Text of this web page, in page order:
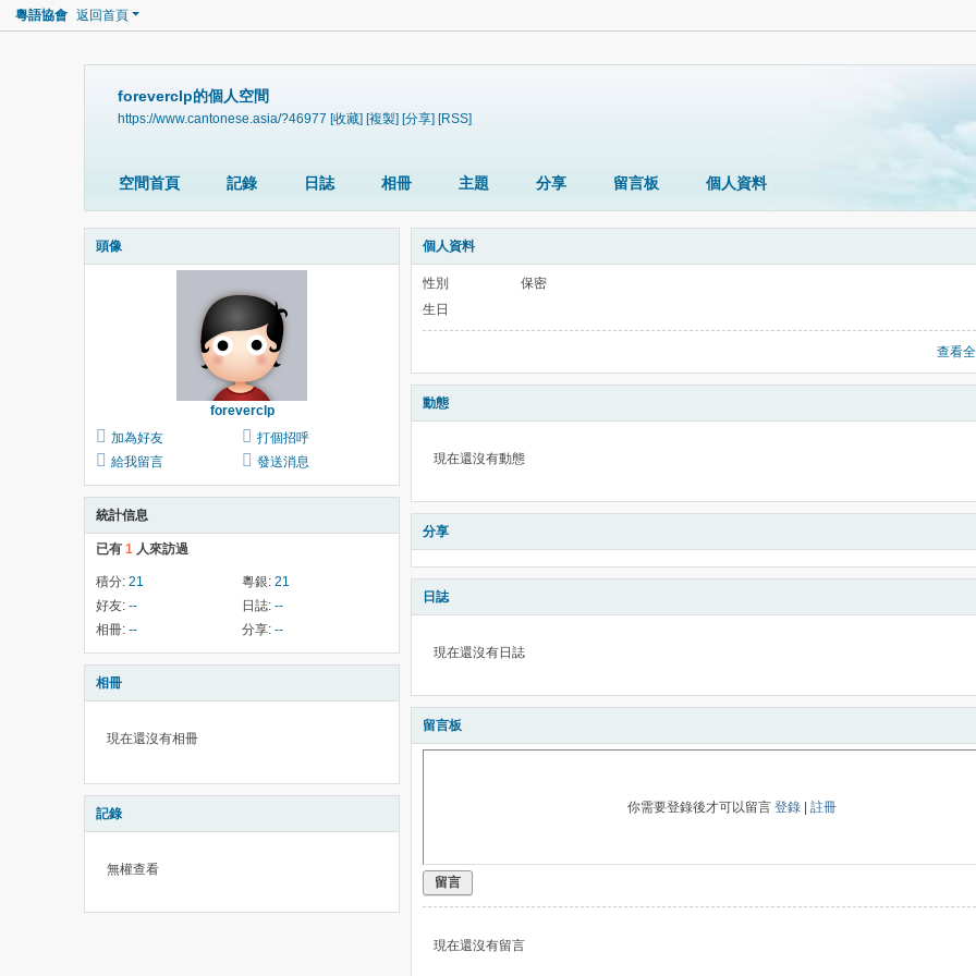
粵語協會 返回首頁
foreverclp的個人空間
https://www.cantonese.asia/?46977 [收藏] [複製] [分享] [RSS]
空間首頁 記錄 日誌 相冊 主題 分享 留言板 個人資料
頭像
foreverclp
加為好友
打個招呼
給我留言
發送消息
統計信息
已有 1 人來訪過
積分: 21 粵銀: 21
好友: -- 日誌: --
相冊: -- 分享: --
相冊
現在還沒有相冊
記錄
無權查看
個人資料
性別
保密
生日
查看
動態
現在還沒有動態
分享
日誌
現在還沒有日誌
留言板
你需要登錄後才可以留言 登錄 註冊
留言
現在還沒有留言